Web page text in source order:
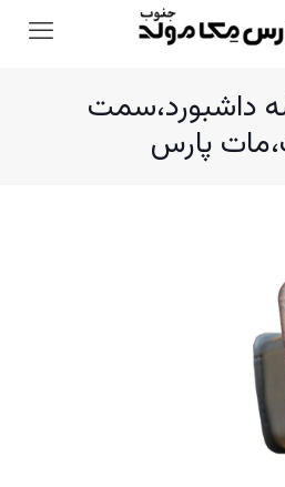
داشبورد،سمت
پارس